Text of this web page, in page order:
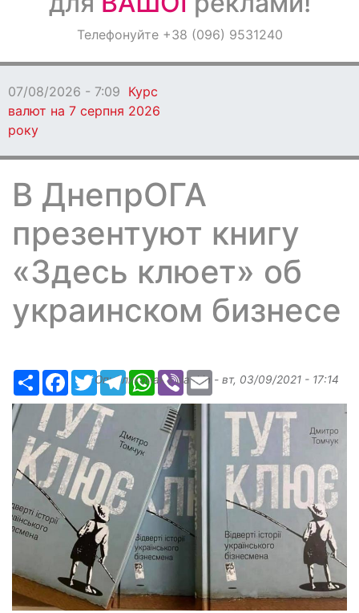
ОголошенняТелефонуйте +38 (096) 9531240
07/08/2026 - 7:09 Курс
валют на 7 серпня 2026
року
В ДнепрОГА
презентуют книгу
«Здесь клюет» об
украинском бизнесе
РесурсFacebook
TwitterTelegramWhatsApp
ViberEmail
Опубликованоslavkin - вт, 03/09/2021 - 17:14